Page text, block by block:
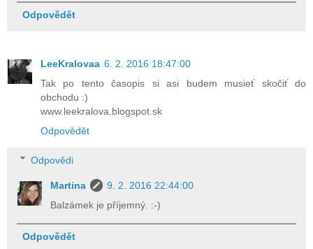
Odpovědět
LeeKralovaa 6. 2. 2016 18:47:00
Tak po tento časopis si asi budem musieť skočiť do
obchodu :)
www.leekralova.blogspot.sk
Odpovědět
Odpovědi
Martina
9. 2. 2016 22:44:00
Balzámek je příjemný. :-)
Odpovědět